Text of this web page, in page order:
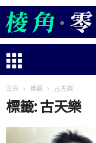
主頁 標籤 古天樂
標籤: 古天樂